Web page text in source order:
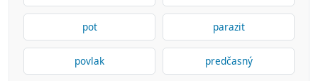
pot parazit
povlak predčasný